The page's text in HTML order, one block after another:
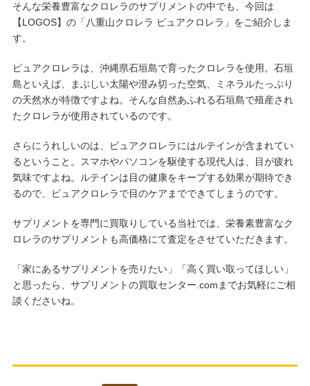
そんな栄養豊富なクロレラのサプリメントの中でも、今回は
【LOGOS】の「八重山クロレラ ピュアクロレラ」をご紹介しま
す。
ピュアクロレラは、沖縄県石垣島で育ったクロレラを使用。石垣
島といえば、まぶしい太陽や澄み切った空気、ミネラルたっぷり
の天然水が特徴ですよね。そんな自然あふれる石垣島で殖産され
たクロレラが使用されているのです。
さらにうれしいのは、ピュアクロレラにはルテインが含まれてい
るということ。スマホやパソコンを駆使する現代人は、目が疲れ
気味ですよね。ルテインは目の健康をキープする効果が期待でき
るので、ピュアクロレラで目のケアまでできてしまうのです。
サプリメントを専門に買取りしている当社では、栄養素豊富なク
ロレラのサプリメントも高価格にて査定をさせていただきます。
「家にあるサプリメントを売りたい」「高く買い取ってほしい」
と思ったら、サプリメントの買取センター.comまでお気軽にご相
談くださいね。